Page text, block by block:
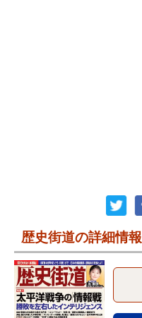
歴史街道の詳細情報